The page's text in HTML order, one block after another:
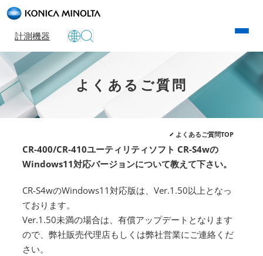
計測機器
よくあるご質問
よくあるご質問TOP
CR-400/CR-410ユーティリティソフト CR-S4wの
Windows11対応バージョンについて教えて下さい。
CR-S4wのWindows11対応版は、Ver.1.50以上となっ
ております。
Ver.1.50未満の場合は、有償アップデートとなります
ので、弊社販売代理店もしくは弊社営業にご連絡くだ
さい。